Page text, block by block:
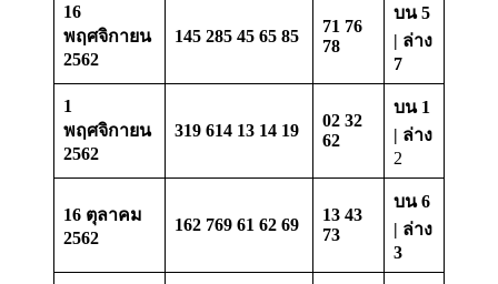
16
พฤศจิกายน
2562
145 285 45 65 85
71 76
78
บน 5
| ล่าง
7
1
พฤศจิกายน
2562
319 614 13 14 19
02 32
62
บน 1
| ล่าง
2
16 ตุลาคม
2562
162 769 61 62 69
13 43
73
บน 6
| ล่าง
3